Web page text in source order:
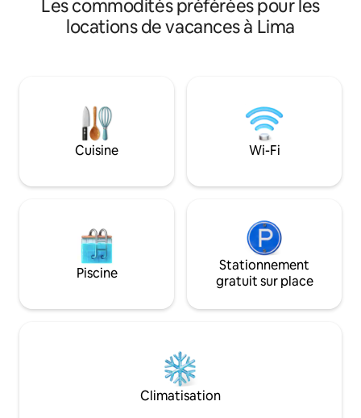
Fi par fibre optique à 514 Mbit/s, un vrai
bureau, rideaux occultants dans la
Maido, nommé meilleur restaurant du
monde en 2025, ainsi que jusqu'à
Central, Kjolle, les galeries et les cafés,
et le nouveau Puente de la Paz à un pâté
partout. Sécurité dans l'immeuble en
toutes les
majestueuse sur
pourrez vous
une vue
depuis presque
Nous sommes
🥇 restaurants de
sentiers.
Les commodités préférées pour les
locations de vacances à Lima
Cuisine Wi-Fi
Piscine
Stationnement
gratuit sur place
Climatisation